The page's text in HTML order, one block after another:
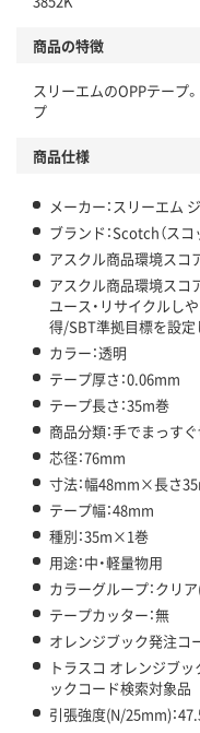
この商品の環境配慮ポイ
アスクル商品環境スコア
商品の特徴
スリーエムのOPPテープ
プ
商品仕様
メーカー：スリーエム
ブランド：Scotch（スコ
アスクル商品環境スコ
アスクル商品環境スコ
ユース・リサイクルし
得/SBT準拠目標を設定
カラー：透明
テープ厚さ：0.06mm
テープ長さ：35m巻
商品分類：手でまっす
芯径：76mm
寸法：幅48mm×長さ
テープ幅：48mm
種別：35m×1巻
用途：中・軽量物用
カラーグループ：クリ
テープカッター：無
オレンジブック発注コ
トラスコ オレンジブ
ックコード検索対象品
引張強度(N/25mm)：